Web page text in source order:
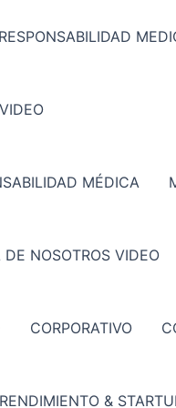
RESPONSABILIDAD
MÉDICA
DE NOSOTROS VIDEO
CORPORATIVO
&